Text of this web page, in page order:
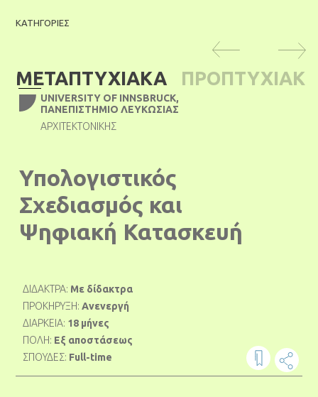
ΚΑΤΗΓΟΡΙΕΣ
ΜΕΤΑΠΤΥΧΙΑΚΑ
ΠΡΟΠΤΥΧΙΑΚ
UNIVERSITY OF INNSBRUCK,
ΠΑΝΕΠΙΣΤΉΜΙΟ ΛΕΥΚΩΣΊΑΣ
ΑΡΧΙΤΕΚΤΟΝΙΚΉΣ
Υπολογιστικός
Σχεδιασμός και
Ψηφιακή Κατασκευή
ΔΙΔΑΚΤΡΑ: Με δίδακτρα
ΠΡΟΚΗΡΥΞΗ:Ανενεργή
ΔΙΑΡΚΕΙΑ: 18 μήνες
ΠΟΛΗ: Εξ αποστάσεως
ΣΠΟΥΔΕΣ: Full-time